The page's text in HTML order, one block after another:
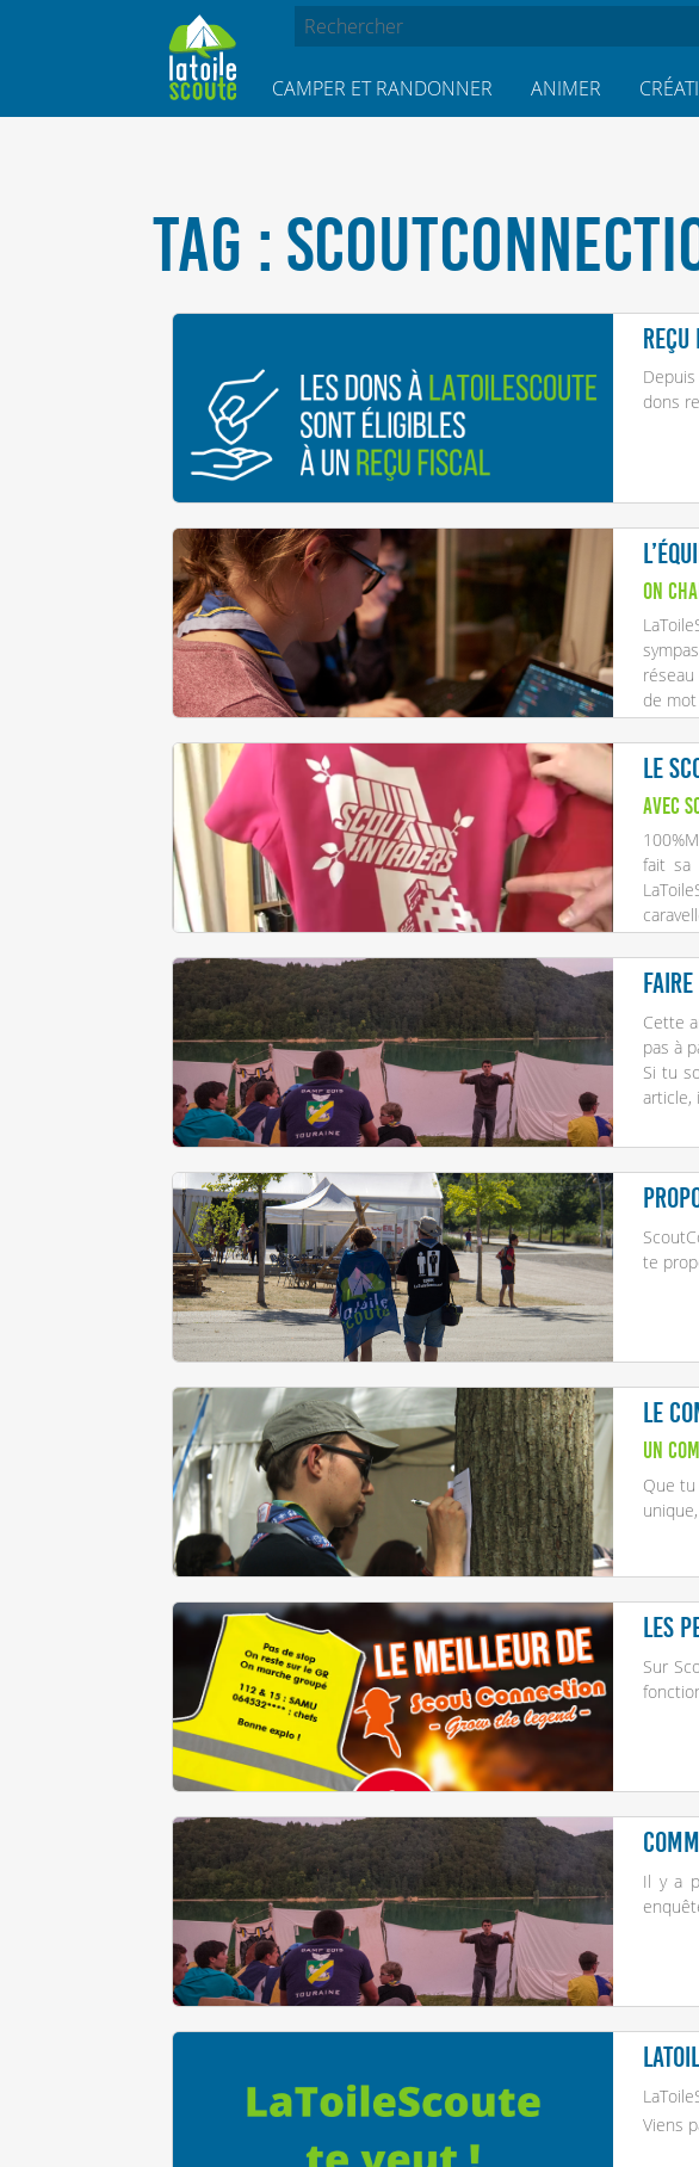
CAMPER ET RANDONNER ANIMER
TAG :
dons
On
de
Le
avec
fait sa
Cette
pas à
Si tu
article,
te
Le
Un
Que
Les
Sur
Il y a
Viens